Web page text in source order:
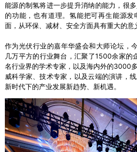
能源的制氢将进一步提升消纳的能力，很
的功能，也有道理。氢能把可再生能源发
面，从环保、减材、安全方面具有重大的意
作为光伏行业的嘉年华盛会和大师论坛，
几万平方的行业舞台，汇聚了1500余家的
名行业界的学术专家，以及海内外的3000
威科学家、技术专家，以及云端的演讲，
新时代下的产业发展新趋势、新机遇。